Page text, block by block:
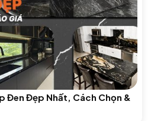
Đen Đẹp Nhất, Cách Chọn &